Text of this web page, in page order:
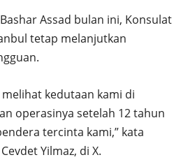
Assad bulan ini, Konsulat
tetap melanjutkan
kedutaan kami di
operasinya setelah 12 tahun
tercinta kami,” kata
Yilmaz, di X.